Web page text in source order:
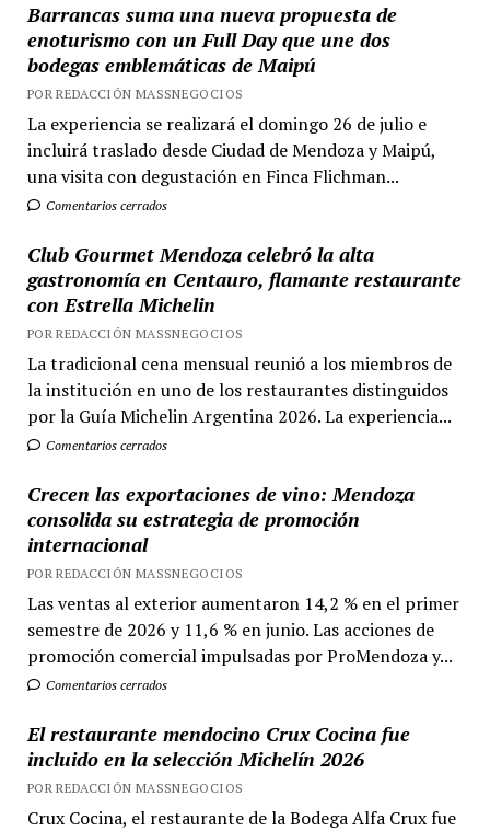
Barrancas suma una nueva propuesta de
enoturismo con un Full Day que une dos
bodegas emblemáticas de Maipú
POR REDACCIÓN MASSNEGOCIOS
La experiencia se realizará el domingo 26 de julio e
incluirá traslado desde Ciudad de Mendoza y Maipú,
una visita con degustación en Finca Flichman...
Comentarios cerrados
Club Gourmet Mendoza celebró la alta
gastronomía en Centauro, flamante restaurante
con Estrella Michelin
POR REDACCIÓN MASSNEGOCIOS
La tradicional cena mensual reunió a los miembros de
la institución en uno de los restaurantes distinguidos
por la Guía Michelin Argentina 2026. La experiencia...
Comentarios cerrados
Crecen las exportaciones de vino: Mendoza
consolida su estrategia de promoción
internacional
POR REDACCIÓN MASSNEGOCIOS
Las ventas al exterior aumentaron 14,2 % en el primer
semestre de 2026 y 11,6 % en junio. Las acciones de
promoción comercial impulsadas por ProMendoza y...
Comentarios cerrados
El restaurante mendocino Crux Cocina fue
incluido en la selección Michelín 2026
POR REDACCIÓN MASSNEGOCIOS
Crux Cocina, el restaurante de la Bodega Alfa Crux fue